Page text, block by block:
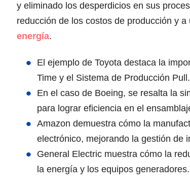
y eliminado los desperdicios en sus
reducción de los costos de producción y
energía.
El ejemplo de Toyota destaca la
Time y el Sistema de Producción Pull.
En el caso de Boeing, se resalta la
para lograr eficiencia en el
Amazon demuestra cómo la
electrónico, mejorando la gestión de
General Electric muestra cómo la
la energía y los equipos generadores.